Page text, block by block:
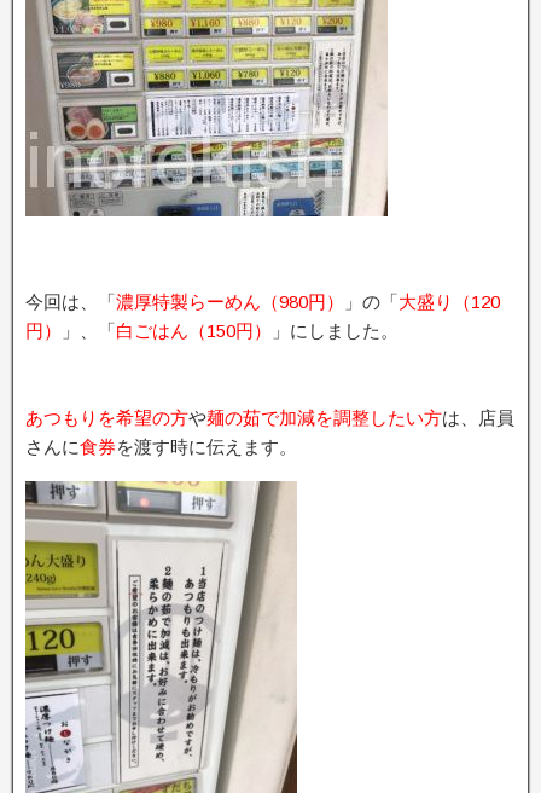
今回は、「濃厚特製らーめん（980円） 」の「大盛り（120
円）
」、「白ごはん（150円） 」にしました。
あつもりを希望の方や麺の茹で加減を調整したい方は、店員
さんに食券を渡す時に伝えます。